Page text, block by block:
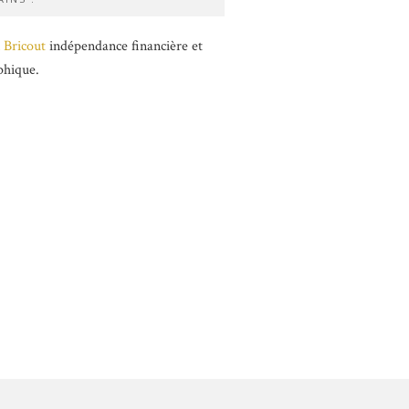
Bricoutindépendance financière et